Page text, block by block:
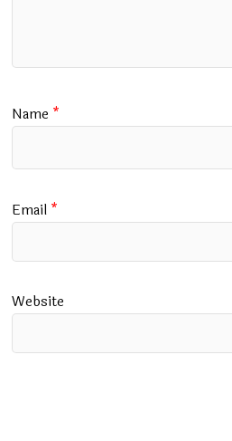
Name *
Email *
Website